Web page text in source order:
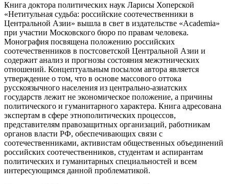
Книга доктора политических наук Ларисы Хоперской
«Нетитульная судьба: российские соотечественники в
Центральной Азии» вышла в свет в издательстве «Academia»
при участии Московского бюро по правам человека.
Монография посвящена положению российских
соотечественников в постсоветской Центральной Азии и
содержит анализ и прогнозы состояния межэтнических
отношений. Концептуальным посылом автора является
утверждение о том, что в основе массового оттока
русскоязычного населения из центрально-азиатских
государств лежит не экономическое положение, а причины
политического и гуманитарного характера. Книга адресована
экспертам в сфере этнополитических процессов,
представителям правозащитных организаций, работникам
органов власти РФ, обеспечивающих связи с
соотечественниками, активистам общественных объединений
российских соотечественников, студентам и аспирантам
политических и гуманитарных специальностей и всем
интересующимся данной проблематикой.